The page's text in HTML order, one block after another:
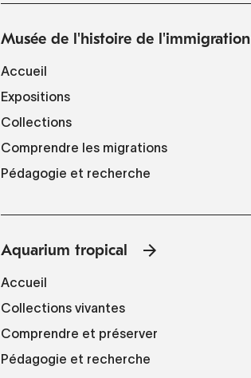
Musée de l'histoire de l'immigration
Accueil
Expositions
Collections
Comprendre les migrations
Pédagogie et recherche
Aquarium tropical
Accueil
Collections vivantes
Comprendre et préserver
Pédagogie et recherche